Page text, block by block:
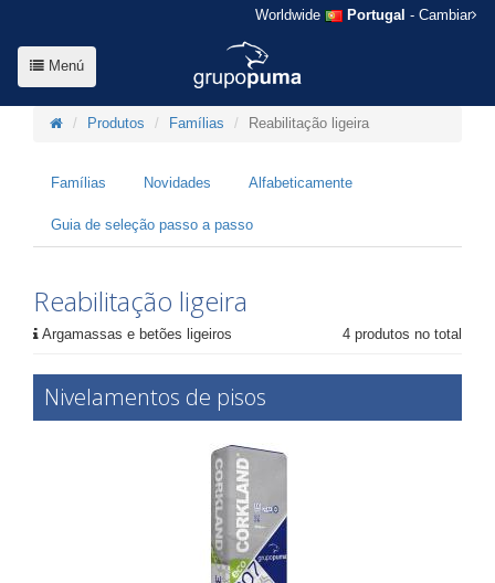
Worldwide Portugal - Cambiar
Menú
Produtos Famílias Reabilitação ligeira
Famílias Novidades Alfabeticamente
Guia de seleção passo a passo
Reabilitação ligeira
4 produtos no total
Argamassas e betões ligeiros
Nivelamentos de pisos